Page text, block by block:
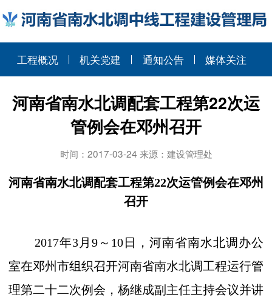
工程概况 机关党建 通知公告 媒体关注
河南省南水北调配套工程第22次运
管例会在邓州召开
时间：2017-03-24 来源：建设管理处
河南省南水北调配套工程第22次运管例会在邓州
召开
2017年3月 9～ 10日，河南省南水北调办公
室在邓州市组织召开河南省南水北调工程运行管
理第二十二次例会，杨继成副主任主持会议并讲